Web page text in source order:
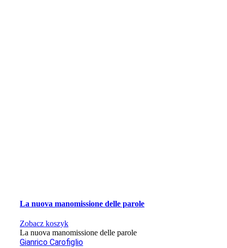
La nuova manomissione delle parole
Zobacz koszyk
La nuova manomissione delle parole
Gianrico Carofiglio